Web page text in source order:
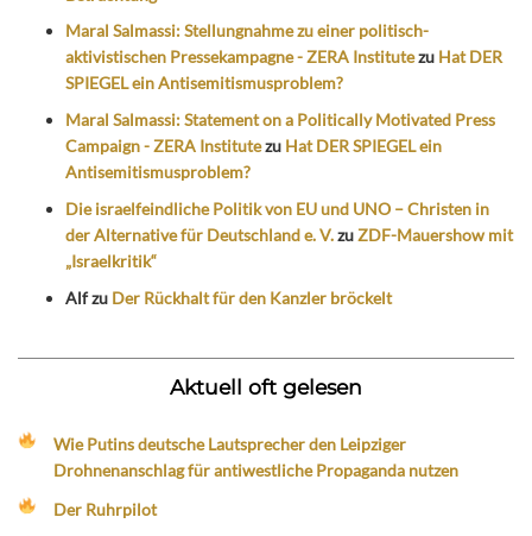
Maral Salmassi: Stellungnahme zu einer politisch-
aktivistischen Pressekampagne - ZERA Institutezu Hat DER
SPIEGEL ein Antisemitismusproblem?
Maral Salmassi: Statement on a Politically Motivated Press
Campaign - ZERA Institutezu Hat DER SPIEGEL ein
Antisemitismusproblem?
Die israelfeindliche Politik von EU und UNO – Christen in
der Alternative für Deutschland e. V.zuZDF-Mauershow mit
„Israelkritik“
Alfzu Der Rückhalt für den Kanzler bröckelt
Aktuell oft gelesen
Wie Putins deutsche Lautsprecher den Leipziger
Drohnenanschlag für antiwestliche Propaganda nutzen
Der Ruhrpilot